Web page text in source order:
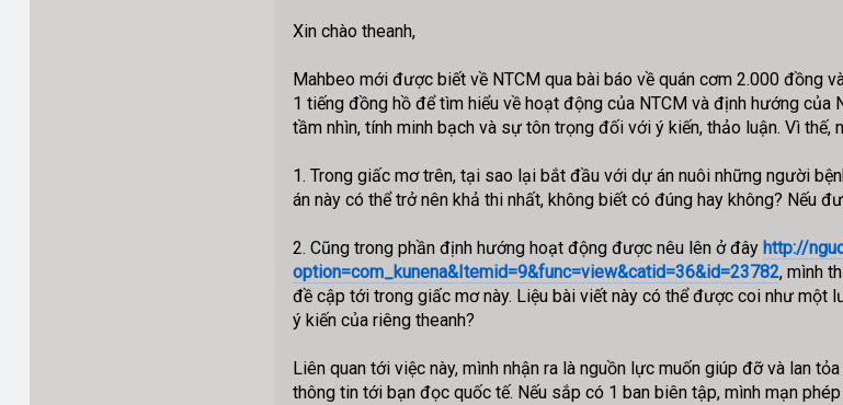
Xin chào theanh,
Mahbeo mới được biết về NTCM qua bài báo về quán cơm 2.000 đồng
1 tiếng đồng hồ để tìm hiểu về hoạt động của NTCM và định hướng
tầm nhìn, tính minh bạch và sự tôn trọng đối với ý kiến, thảo luận. Vì
1. Trong giấc mơ trên, tại sao lại bắt đầu với dự án nuôi những người
án này có thể trở nên khả thi nhất, không biết có đúng hay không? Nếu
2. Cũng trong phần định hướng hoạt động được nêu lên ở đây http://
option=com_kunena&Itemid=9&func=view&catid=36&id=23782, mình
đề cập tới trong giấc mơ này. Liệu bài viết này có thể được coi như
ý kiến của riêng theanh?
Liên quan tới việc này, mình nhận ra là nguồn lực muốn giúp đỡ và lan
thông tin tới bạn đọc quốc tế. Nếu sắp có 1 ban biên tập, mình mạn